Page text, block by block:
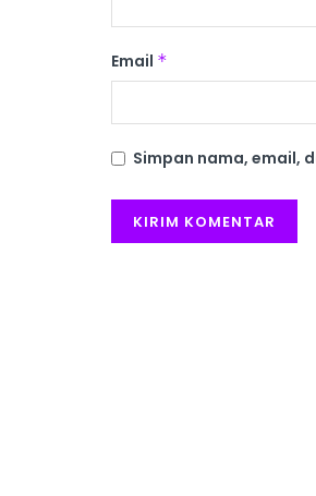
Email *
Simpan nama, email,